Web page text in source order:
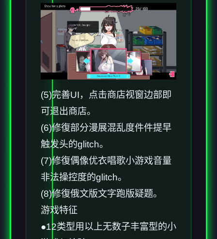
(5)完善UI，点击商店视窗边部即
可退出商店。
(6)修復部分漫展混乱度件件提早
触发头的glitch。
(7)修復偶像优衣唱歌小游戏音量
非法操控度的glitch。
(8)修復俄文版文字跑版疑题。
游戏特征
●12类型用以上无数子丰富型的小